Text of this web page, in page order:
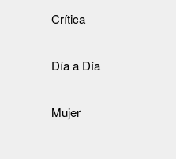
Crítica
Día a Día
Mujer